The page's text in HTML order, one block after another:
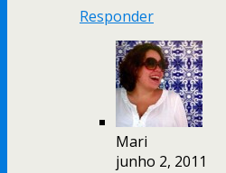
Responder
Mari
junho 2, 2011